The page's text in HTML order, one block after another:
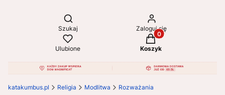
Otwórz wyszukiwarkę
Szukaj Zaloguj się
Ulubione
Produkty w koszyku:
Koszyk
katakumbus.pl Religia Modlitwa Rozważania